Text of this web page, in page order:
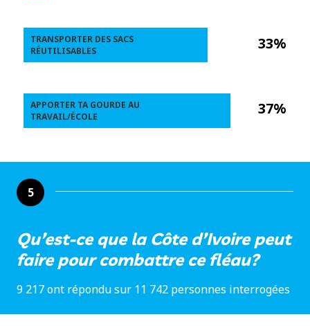
33%
37%
TRANSPORTER DES SACS
RÉUTILISABLES
APPORTER TA GOURDE AU
TRAVAIL/ÉCOLE
5
Qu’est-ce que la Côte d’Ivoire peut
faire pour combattre ce fléau?
9 217 ont répondu sur 11 742 personnes interrogées